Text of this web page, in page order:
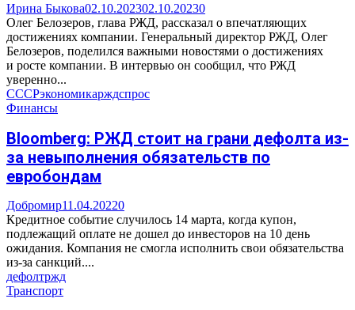
Ирина Быкова02.10.202302.10.20230
Олег Белозеров, глава РЖД, рассказал о впечатляющих
достижениях компании. Генеральный директор РЖД, Олег
Белозеров, поделился важными новостями о достижениях
и росте компании. В интервью он сообщил, что РЖД
уверенно...
СССРэкономикарждспрос
Финансы
Bloomberg: РЖД стоит на грани дефолта из-
за невыполнения обязательств по
евробондам
Добромир11.04.20220
Кредитное событие случилось 14 марта, когда купон,
подлежащий оплате не дошел до инвесторов на 10 день
ожидания. Компания не смогла исполнить свои обязательства
из-за санкций....
дефолтржд
Транспорт